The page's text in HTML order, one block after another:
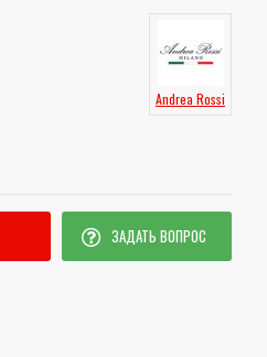
Andrea Rossi
ЗАДАТЬ ВОПРОС